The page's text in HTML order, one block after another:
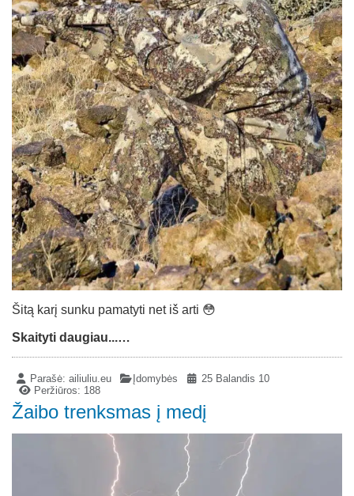
Šitą karį sunku pamatyti net iš arti 😳
Skaityti daugiau...…
Parašė:ailiuliu.eu Įdomybės
25 Balandis 10
Peržiūros: 188
Žaibo trenksmas į medį